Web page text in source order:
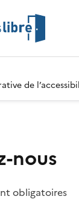
de
nous
obligatoires